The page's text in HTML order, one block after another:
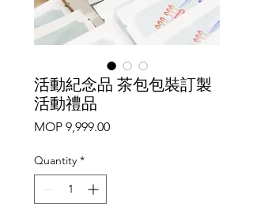
活動紀念品 茶包包裝訂製
活動禮品
MOP 9,999.00Price
Quantity *